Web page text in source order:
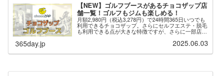
【NEW】ゴルフブースがあるチョコザップ店
舗一覧！ゴルフもジムも楽しめる！
月額2,980円（税込3,278円）で24時間365日いつでも
利用できるチョコザップ。さらにセルフエステ・脱毛
も利用できる点が大きな特徴ですが、さらに一部店舗
では「ゴルフブース」が用意されており、ゴルフのネ
365day.jp 2025.06.03